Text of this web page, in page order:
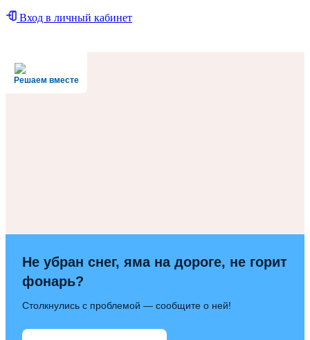
Вход в личный кабинет
Решаем вместе
Не убран снег, яма на дороге, не горит
фонарь?
Столкнулись с проблемой — сообщите о ней!